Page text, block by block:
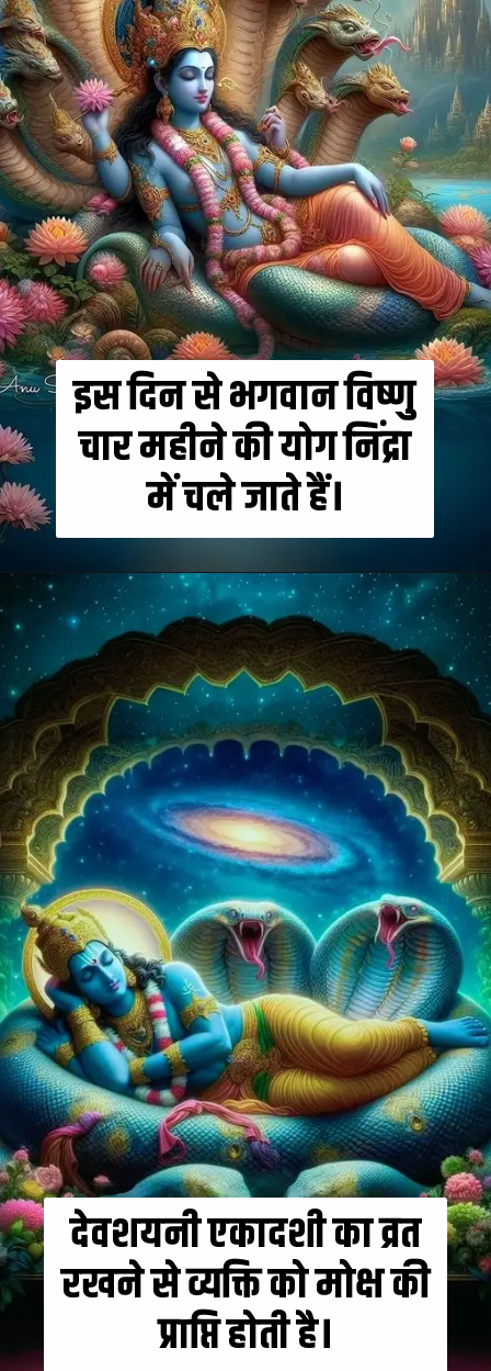
इस दिन से भगवान विष्णु
चार महीने की योग निंद्रा
में चले जाते हैं।
देवशयनी एकादशी का व्रत
रखने से व्यक्ति को मोक्ष की
प्राप्ति होती है।